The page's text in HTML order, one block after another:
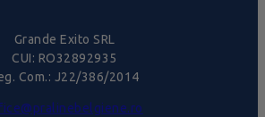
Grande Exito SRL
CUI: RO32892935
Com.: J22/386/2014